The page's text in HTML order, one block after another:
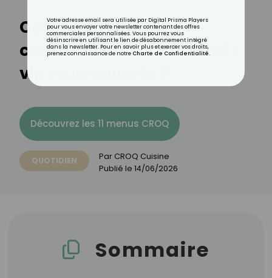
Combien de temps se
conserve une bouteille de
vin rosé ouverte ?
Découvrez les 11 menus CROQ
QUOTIDIEN Par CROQ Cuisine
Publié le 14/06/2026
Sommaire
Votre adresse email sera utilisée par Digital Prisma Players
pour vous envoyer votre newsletter contenant des offres
commerciales personnalisées. Vous pourrez vous
désinscrire en utilisant le lien de désabonnement intégré
dans la newsletter. Pour en savoir plus et exercer vos droits,
prenez connaissance de notre Charte de Confidentialité.